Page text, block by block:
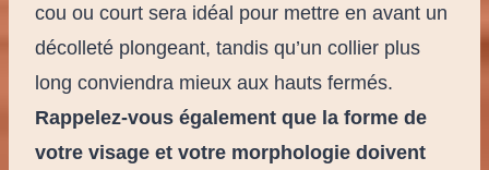
cou ou court sera idéal pour mettre en avant un
décolleté plongeant, tandis qu’un collier plus
long conviendra mieux aux hauts fermés.
Rappelez-vous également que la forme de
votre visage et votre morphologie doivent